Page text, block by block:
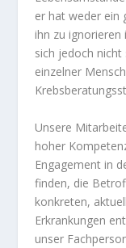
er hat weder ein
ihn zu ignorieren
sich jedoch nicht
einzelner
Unsere
hoher
Engagement in
finden, die
konkreten,
Erkrankungen
unser